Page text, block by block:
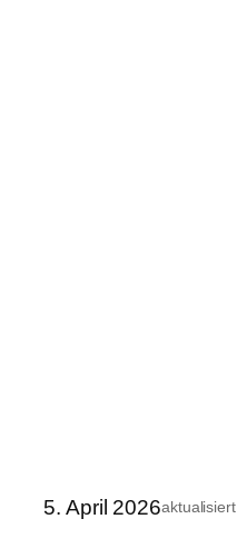
5. April 2026aktualisiert